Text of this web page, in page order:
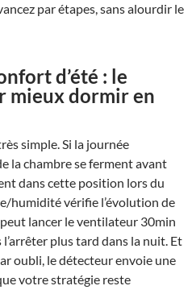
par étapes, sans alourdir le
d’été : le
mieux dormir en
simple. Si la journée
la chambre se ferment avant
dans cette position lors du
humidité vérifie l’évolution de
lancer le ventilateur 30min
plus tard dans la nuit. Et
oubli, le détecteur envoie une
votre stratégie reste